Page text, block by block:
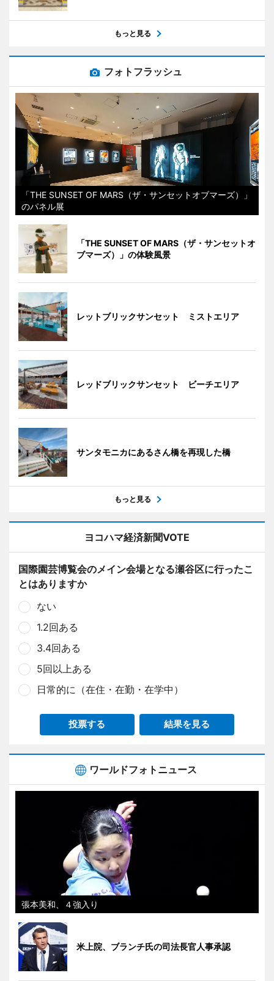
もっと見る
フォトフラッシュ
「THE SUNSET OF MARS（ザ・サンセットオブマーズ）」
のパネル展
「THE SUNSET OF MARS（ザ・サンセットオ
ブマーズ）」の体験風景
レットブリックサンセット ミストエリア
レッドブリックサンセット ビーチエリア
サンタモニカにあるさん橋を再現した橋
もっと見る
ヨコハマ経済新聞VOTE
国際園芸博覧会のメイン会場となる瀬谷区に行ったこ
とはありますか
ない
1.2回ある
3.4回ある
5回以上ある
日常的に（在住・在勤・在学中）
投票する 結果を見る
ワールドフォトニュース
張本美和、４強入り
米上院、ブランチ氏の司法長官人事承認